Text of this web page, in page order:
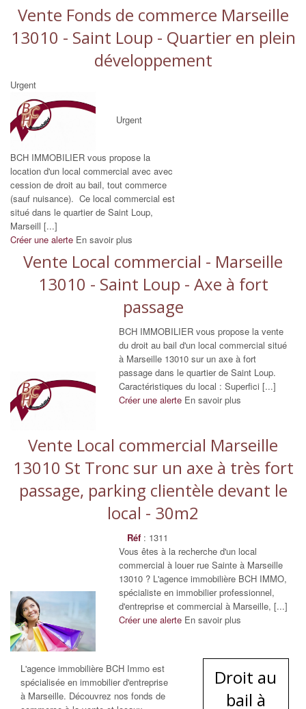
Vente Fonds de commerce Marseille
13010 - Saint Loup - Quartier en plein
développement
Urgent
Urgent
BCH IMMOBILIER vous propose la
location d'un local commercial avec avec
cession de droit au bail, tout commerce
(sauf nuisance). Ce local commercial est
situé dans le quartier de Saint Loup,
Marseill [...]
Créer une alerte En savoir plus
Vente Local commercial - Marseille
13010 - Saint Loup - Axe à fort
passage
BCH IMMOBILIER vous propose la vente
du droit au bail d'un local commercial situé
à Marseille 13010 sur un axe à fort
passage dans le quartier de Saint Loup.
Caractéristiques du local : Superfici [...]
Créer une alerte En savoir plus
Vente Local commercial Marseille
13010 St Tronc sur un axe à très fort
passage, parking clientèle devant le
local - 30m2
Réf : 1311
Vous êtes à la recherche d'un local
commercial à louer rue Sainte à Marseille
13010 ? L'agence immobilière BCH IMMO,
spécialiste en immobilier professionnel,
d'entreprise et commercial à Marseille, [...]
Créer une alerte En savoir plus
L'agence immobilière BCH Immo est
spécialisée en immobilier d'entreprise
à Marseille. Découvrez nos fonds de
Droit au
bail à